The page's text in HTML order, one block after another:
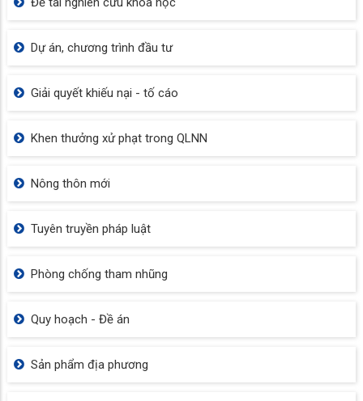
Dự án, chương trình đầu tư
Giải quyết khiếu nại - tố cáo
Khen thưởng xử phạt trong QLNN
Nông thôn mới
Tuyên truyền pháp luật
Phòng chống tham nhũng
Quy hoạch - Đề án
Sản phẩm địa phương